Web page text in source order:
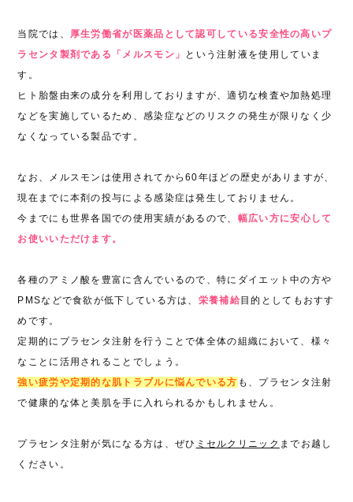
当院では、 厚生労働省が医薬品として認可している安全性の高いプ
ラセンタ製剤である「メルスモン」
という注射液を使用していま
す。
ヒト胎盤由来の成分を利用しておりますが、適切な検査や加熱処理
などを実施しているため、感染症などのリスクの発生が限りなく少
なくなっている製品です。
なお、メルスモンは使用されてから60年ほどの歴史がありますが、
現在までに本剤の投与による感染症は発生しておりません。
今までにも世界各国での使用実績があるので、 幅広い方に安心して
お使いいただけます。
各種のアミノ酸を豊富に含んでいるので、特にダイエット中の方や
PMSなどで食欲が低下している方は、 栄養補給 目的としてもおすす
めです。
定期的にプラセンタ注射を行うことで体全体の組織において、様々
なことに活用されることでしょう。
強い疲労や定期的な肌トラブルに悩んでいる方 も、プラセンタ注射
で健康的な体と美肌を手に入れられるかもしれません。
プラセンタ注射が気になる方は、ぜひ ミセルクリニック までお越し
ください。